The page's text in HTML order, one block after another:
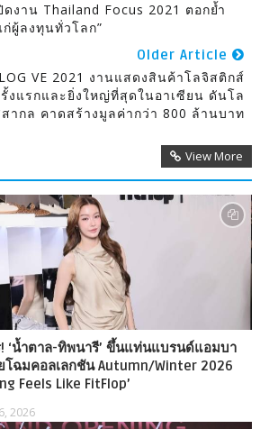
งาน Thailand Focus 2021 ตอกย้ำ
ผู้ลงทุนทั่วโลก”
Older Article
VE 2021 งานแสดงสินค้าโลจิสติกส์
งแรกและยิ่งใหญ่ที่สุดในอาเซียน ดันโล
ากล คาดสร้างมูลค่ากว่า 800 ล้านบาท
View More
! ‘น้ำตาล-ทิพนารี’ ขึ้นแท่นแบรนด์แอมบา
โฉมคอลเลกชัน Autumn/Winter 2026
Feels Like FitFlop’
2026